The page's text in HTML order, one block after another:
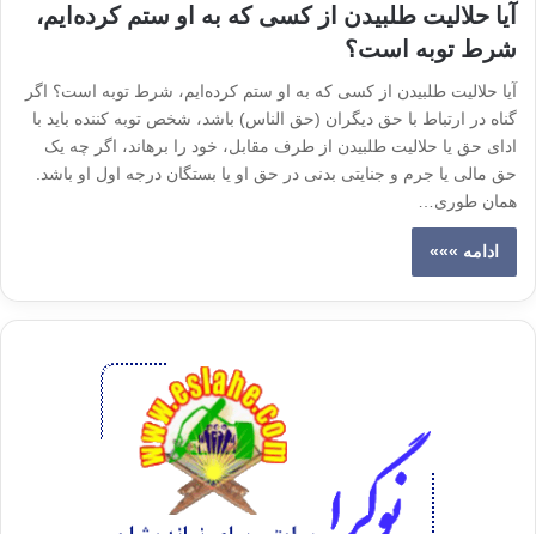
آیا حلالیت طلبیدن از کسی که به او ستم کرده‌ایم،
شرط توبه است؟
آیا حلالیت طلبیدن از کسی که به او ستم کرده‌ایم، شرط توبه است؟ اگر
گناه در ارتباط با حق دیگران (حق الناس) باشد، شخص توبه کننده باید با
ادای حق یا حلالیت طلبیدن از طرف مقابل، خود را برهاند، اگر چه یک
حق مالی یا جرم و جنایتی بدنی در حق او یا بستگان درجه اول او باشد.
همان طوری…
ادامه »»»